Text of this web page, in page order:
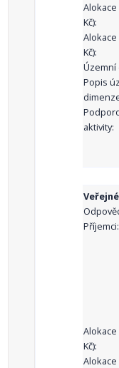
Kč):
Kč):
Územní
Popis
aktivity:
Příjemci:
Kč):